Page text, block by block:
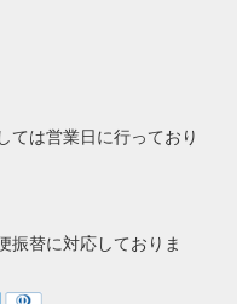
ては営業日に行っており
振替に対応しておりま